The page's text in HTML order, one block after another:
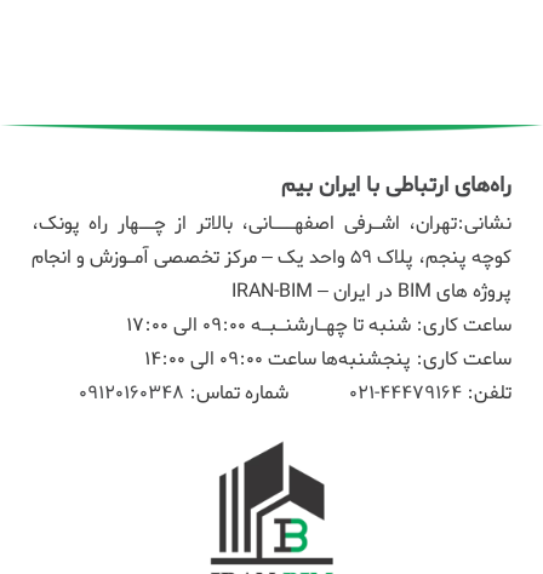
راه‌های ارتباطی با ایران بیم
نشانی:تهران، اشـرفی اصفهـــانی، بالاتر از چــهار راه پونک،
کوچه پنجم، پلاک ۵۹ واحد یک – مرکز تخصصی آمـوزش و انجام
پروژه های BIM در ایران – IRAN-BIM
ساعت کاری: شنبه تا چهـارشنـبـه 09:00 الی 17:00
ساعت کاری: پنجشنبه‌ها ساعت 09:00 الی 14:00
تلفن: 44479164-021 شماره تماس: 09120160348